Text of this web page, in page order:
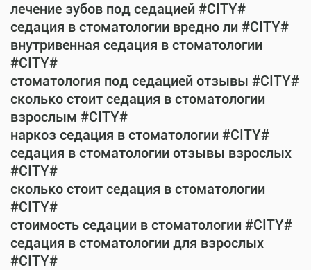
лечение зубов под седацией #CITY#
седация в стоматологии вредно ли #CITY#
внутривенная седация в стоматологии
#CITY#
стоматология под седацией отзывы #CITY#
сколько стоит седация в стоматологии
взрослым #CITY#
наркоз седация в стоматологии #CITY#
седация в стоматологии отзывы взрослых
#CITY#
сколько стоит седация в стоматологии
#CITY#
стоимость седации в стоматологии #CITY#
седация в стоматологии для взрослых
#CITY#